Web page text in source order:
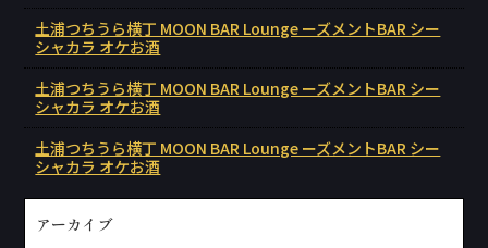
土浦つちうら横丁 MOON BAR Lounge ーズメントBAR シー
シャカラ オケお酒
土浦つちうら横丁 MOON BAR Lounge ーズメントBAR シー
シャカラ オケお酒
土浦つちうら横丁 MOON BAR Lounge ーズメントBAR シー
シャカラ オケお酒
アーカイブ